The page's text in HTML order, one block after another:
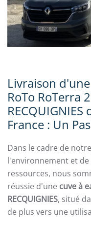
Livraison
RoTo RoTerra
France : Un
Dans le cadre de
l'environnement et
ressources, nous
réussie d'une cuve à
RECQUIGNIES, situé
de plus vers une